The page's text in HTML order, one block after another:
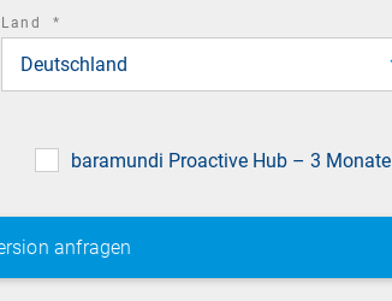
Land *
Deutschland
baramundi Proactive Hub – 3 Monate